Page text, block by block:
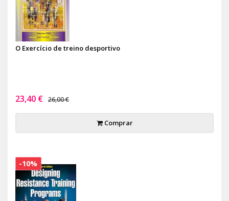
O Exercício de treino desportivo
23,40 € 26,00 €
Comprar
-10%